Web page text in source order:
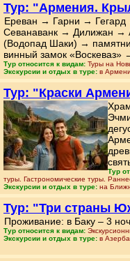
Тур: "Армения.
Ереван → Гарни → Гегард
Севанаванк → Дилижан →
(Водопад Шаки) →
винный замок «Воскеваз»
Тур относится к видам: Туры на
Экскурсии и отдых в туре: в
Тур: "Краски
Тур
туры. Гастрономические туры.
Экскурсии и отдых в туре: на
Тур: "Три страны
Проживание: в Баку – 3
Тур относится к видам:
Экскурсии и отдых в туре: в